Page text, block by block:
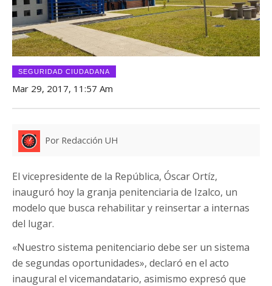
SEGURIDAD CIUDADANA
Mar 29, 2017, 11:57 Am
Por Redacción UH
El vicepresidente de la República, Óscar Ortíz,
inauguró hoy la granja penitenciaria de Izalco, un
modelo que busca rehabilitar y reinsertar a internas
del lugar.
«Nuestro sistema penitenciario debe ser un sistema
de segundas oportunidades», declaró en el acto
inaugural el vicemandatario, asimismo expresó que